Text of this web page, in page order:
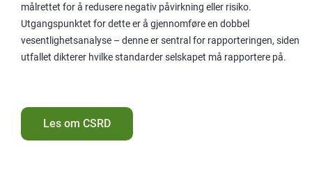
målrettet for å redusere negativ påvirkning eller risiko.
Utgangspunktet for dette er å gjennomføre en dobbel
vesentlighetsanalyse – denne er sentral for rapporteringen, siden
utfallet dikterer hvilke standarder selskapet må rapportere på.
Les om CSRD